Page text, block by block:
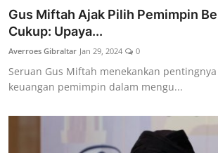
Nasional
Lainya
Gus Miftah Ajak Pilih Pemimpin
Cukup: Upaya...
Averroes Gibraltar Jan 29, 2024 0
Seruan Gus Miftah menekankan
keuangan pemimpin dalam mengu...